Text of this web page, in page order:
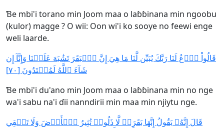
Ɓe mbi'i torano min Joom maa o laɓɓinana min ngoobu
(kulor) magge ? O wii: Oon wi'i ko sooye no feewi enge
weli laarde.
قَالُواْ ٱدۡعُ لَنَا رَبَّكَ يُبَيِّن لَّنَا مَا هِيَ إِنَّ ٱلۡبَقَرَ تَشَٰبَهَ عَلَيۡنَا وَإِنَّآ إِن
شَآءَ ٱللَّهُ لَمُهۡتَدُونَ [٧٠]
Ɓe mbi'i du'ano min Joom maa o laɓɓinana min no nge
wa'i sabu na'i ɗii nanndirii min maa min njiytu nge.
قَالَ إِنَّهُۥ يَقُولُ إِنَّهَا بَقَرَةٞ لَّا ذَلُولٞ تُثِيرُ ٱلۡأَرۡضَ وَلَا تَسۡقِي